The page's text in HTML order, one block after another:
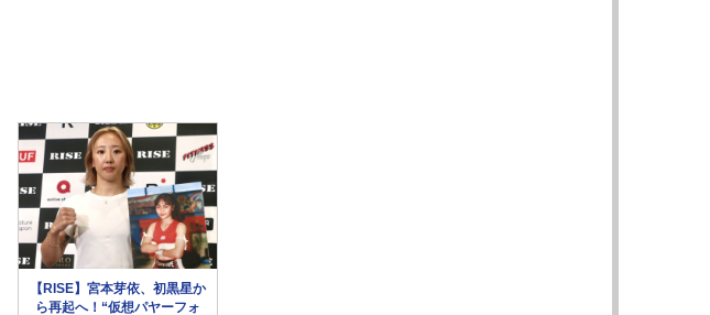
【RISE】宮本芽依、初黒星か
ら再起へ！“仮想パヤーフォ